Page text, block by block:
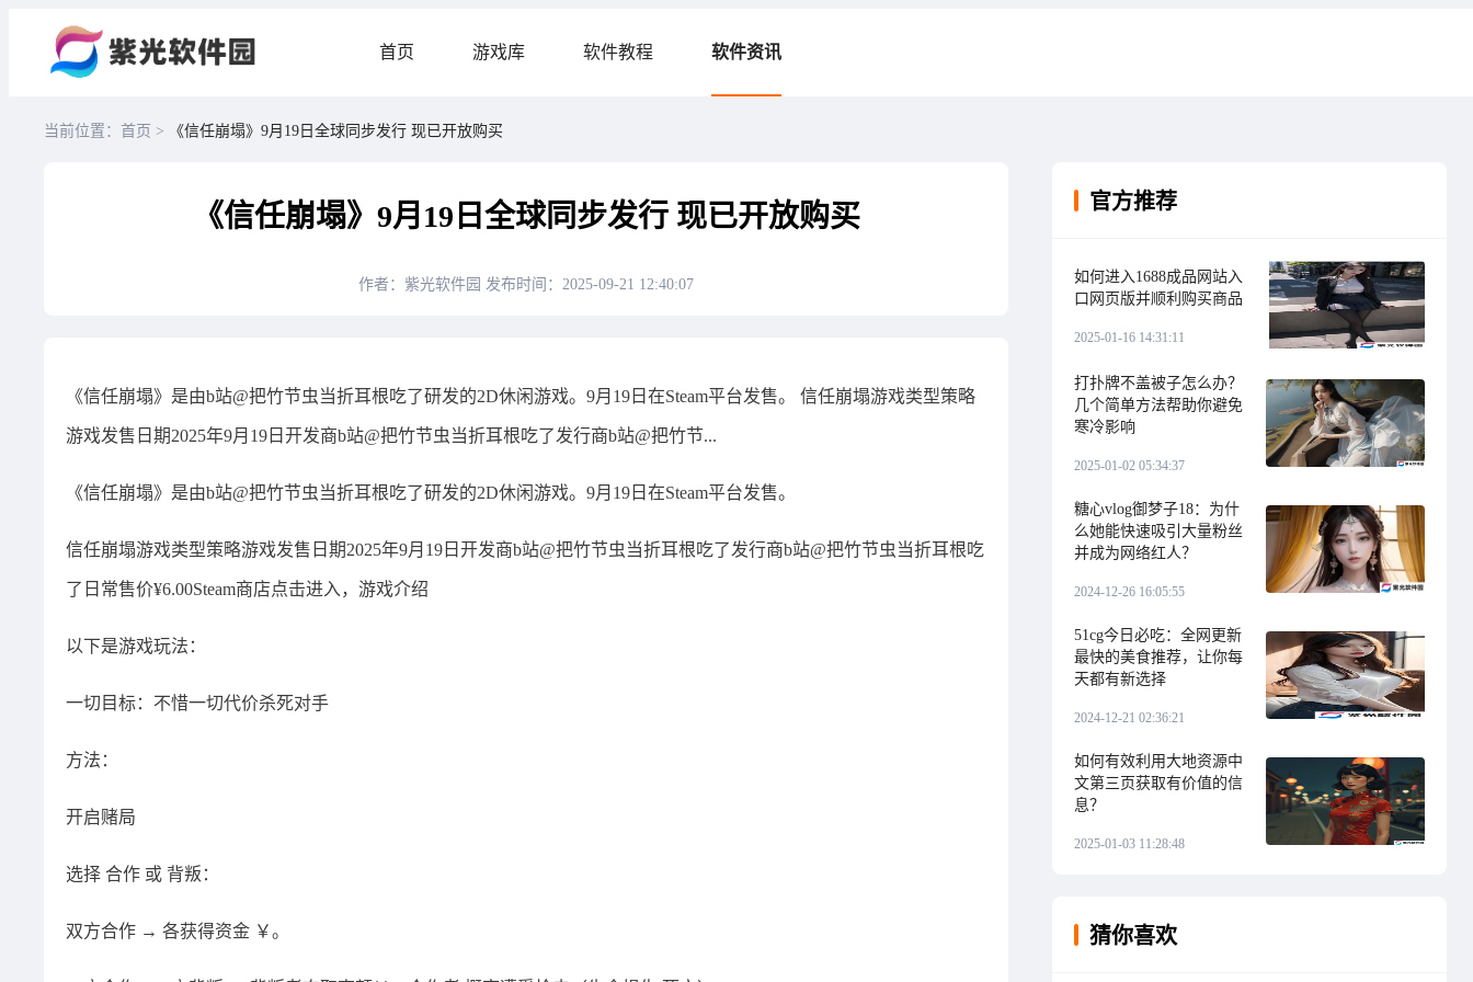
首页 游戏库 软件教程 软件资讯
当前位置：首页 > 《信任崩塌》9月19日全球同步发行 现已开放购买
《信任崩塌》9月19日全球同步发行 现已开放购买
作者：紫光软件园 发布时间：2025-09-21 12:40:07
《信任崩塌》是由b站@把竹节虫当折耳根吃了研发的2D休闲游戏。9月19日在Steam平台发售。 信任崩塌游戏类型策略‎
游戏发售日期2025年9月19日开发商b站@把竹节虫当折耳根吃了发行商b站@把竹节...
《信任崩塌》是由b站@把竹节虫当折耳根吃了研发的2D休闲游戏。9月19日在Steam平台发售。
信任崩塌游戏类型策略‎游戏发售日期2025年9月19日开发商b站@把竹节虫当折耳根吃了发行商b站@把竹节虫当折耳根吃
了日常售价¥6.00Steam商店点击进入，游戏介绍
以下是游戏玩法：
一切目标：不惜一切代价杀死对手
方法：
开启赌局
选择 合作 或 背叛：
双方合作 → 各获得资金 ￥。
官方推荐
如何进入1688成品网站入
口网页版并顺利购买商品
2025-01-16 14:31:11
打扑牌不盖被子怎么办？
几个简单方法帮助你避免
寒冷影响
2025-01-02 05:34:37
糖心vlog御梦子18：为什
么她能快速吸引大量粉丝
并成为网络红人？
2024-12-26 16:05:55
51cg今日必吃：全网更新
最快的美食推荐，让你每
天都有新选择
2024-12-21 02:36:21
如何有效利用大地资源中
文第三页获取有价值的信
息？
2025-01-03 11:28:48
猜你喜欢